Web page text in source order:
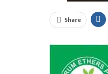
Share